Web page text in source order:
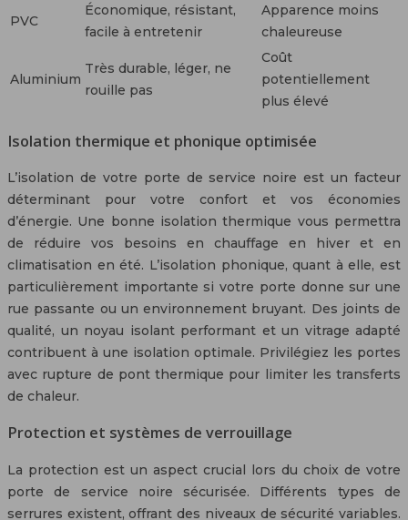
PVC
Économique, résistant,
facile à entretenir
Apparence moins
chaleureuse
Aluminium
Très durable, léger, ne
rouille pas
Coût
potentiellement
plus élevé
Isolation thermique et phonique optimisée
L’isolation de votre porte de service noire est un facteur
déterminant pour votre confort et vos économies
d’énergie. Une bonne isolation thermique vous permettra
de réduire vos besoins en chauffage en hiver et en
climatisation en été. L’isolation phonique, quant à elle, est
particulièrement importante si votre porte donne sur une
rue passante ou un environnement bruyant. Des joints de
qualité, un noyau isolant performant et un vitrage adapté
contribuent à une isolation optimale. Privilégiez les portes
avec rupture de pont thermique pour limiter les transferts
de chaleur.
Protection et systèmes de verrouillage
La protection est un aspect crucial lors du choix de votre
porte de service noire sécurisée. Différents types de
serrures existent, offrant des niveaux de sécurité variables.